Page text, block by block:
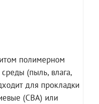
полимерном
(пыль, влага,
для прокладки
(СВА) или